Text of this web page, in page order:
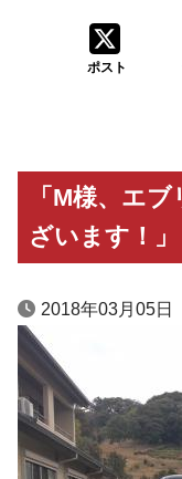
ポスト
「M様、エ
ざいます！」
2018年03月05日